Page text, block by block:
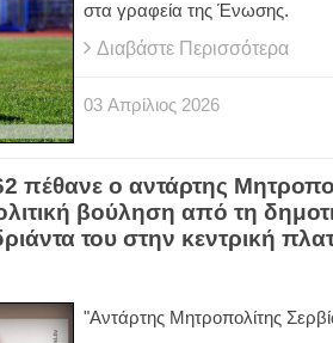
στα γραφεία της Ένωσης.
Διαβάστε Περισσότερα
03 Απρίλιος 2026
πέθανε o αντάρτης
βούληση από τη
του στην κεντρική
"Αντάρτης Μητροπολίτης